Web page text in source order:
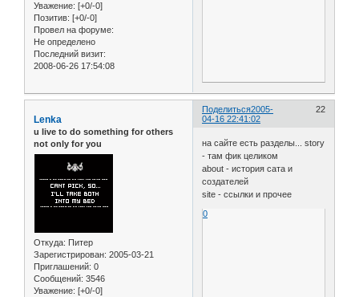
Уважение: [+0/-0]
Позитив: [+0/-0]
Провел на форуме:
Не определено
Последний визит:
2008-06-26 17:54:08
Поделиться 22
2005-
04-16 22:41:02
Lenka
u live to do something for others
not only for you
Откуда: Питер
Зарегистрирован: 2005-03-21
Приглашений: 0
Сообщений: 3546
Уважение: [+0/-0]
на сайте есть разделы... story
- там фик целиком
about - история сата и
создателей
site - ссылки и прочее
0